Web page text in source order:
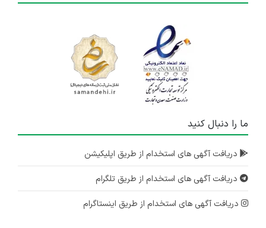
استخدام کارشناس پشتیبانی و استقرار سیستم
سمنان
۷ سال پیش
ما را دنبال کنید
دریافت آگهی های استخدام از طریق اپلیکیشن
دریافت آگهی های استخدام از طریق تلگرام
دریافت آگهی های استخدام از طریق اینستاگرام